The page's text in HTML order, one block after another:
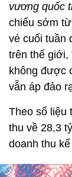
vương quốc
chiếu sớm
vé cuối tuần
trên thế giới,
không được
vẫn áp đảo
Theo số liệu
thu về 28,3
doanh thu